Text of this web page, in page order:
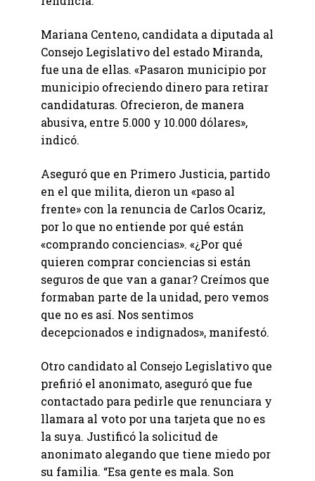
Mariana Centeno, candidata a diputada al
Consejo Legislativo del estado Miranda,
fue una de ellas. «Pasaron municipio por
municipio ofreciendo dinero para retirar
candidaturas. Ofrecieron, de manera
abusiva, entre 5.000 y 10.000 dólares»,
indicó.
Aseguró que en Primero Justicia, partido
en el que milita, dieron un «paso al
frente» con la renuncia de Carlos Ocariz,
por lo que no entiende por qué están
«comprando conciencias». «¿Por qué
quieren comprar conciencias si están
seguros de que van a ganar? Creímos que
formaban parte de la unidad, pero vemos
que no es así. Nos sentimos
decepcionados e indignados», manifestó.
Otro candidato al Consejo Legislativo que
prefirió el anonimato, aseguró que fue
contactado para pedirle que renunciara y
llamara al voto por una tarjeta que no es
la suya. Justificó la solicitud de
anonimato alegando que tiene miedo por
su familia. “Esa gente es mala. Son